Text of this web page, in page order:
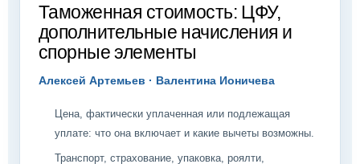
Таможенная стоимость: ЦФУ,
дополнительные начисления и
спорные элементы
Алексей Артемьев · Валентина Ионичева
Цена, фактически уплаченная или подлежащая
уплате: что она включает и какие вычеты возможны.
Транспорт, страхование, упаковка, роялти,